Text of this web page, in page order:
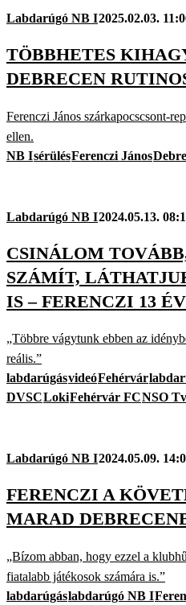
Labdarúgó NB I2025.02.03.
TÖBBHETES
DEBRECEN
Ferenczi János szárkapocscsont-
ellen.
NB IsérülésFerenczi János
Labdarúgó NB I2024.05.13.
CSINÁLOM
SZÁMÍT,
IS – FERENCZI 13
„Többre vágytunk ebben az
reális.”
labdarúgásvideóFehérvár
DVSCLokiFehérvár FCNSO Tv
Labdarúgó NB I2024.05.09.
FERENCZI A
MARAD
„Bízom abban, hogy ezzel a
fiatalabb játékosok számára is.”
labdarúgáslabdarúgó NB I